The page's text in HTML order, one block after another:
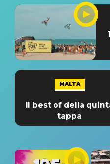
MALTA
Il best of della
tappa